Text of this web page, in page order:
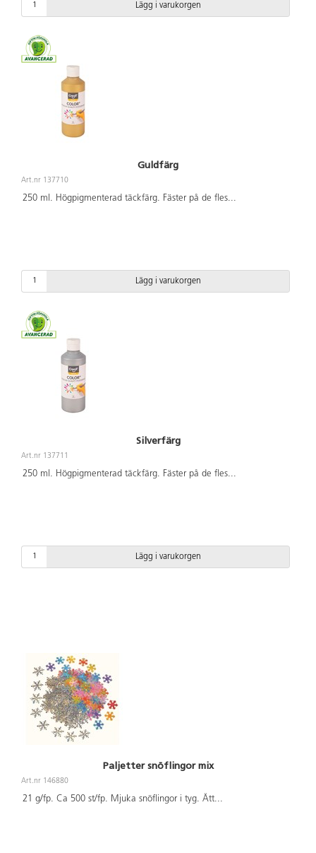
Lägg i varukorgen
Guldfärg
Art.nr 137710
250 ml. Högpigmenterad täckfärg. Fäster på de fles...
Lägg i varukorgen
Silverfärg
Art.nr 137711
250 ml. Högpigmenterad täckfärg. Fäster på de fles...
Lägg i varukorgen
Paljetter snöflingor mix
Art.nr 146880
21 g/fp. Ca 500 st/fp. Mjuka snöflingor i tyg. Ått...